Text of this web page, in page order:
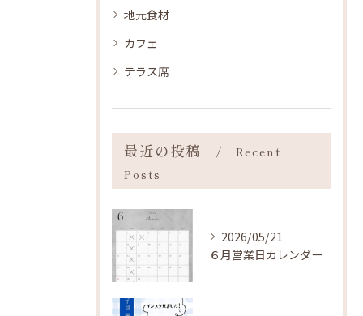
地元食材
カフェ
テラス席
最近の投稿
Recent
Posts
2026/05/21
６月営業日カレンダー